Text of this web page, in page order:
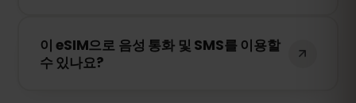
다. 스마트폰을 변경하는 경우 새로운 eSIM
을 구매해야 합니다.
이 eSIM으로 음성 통화 및 SMS를 이용할
수 있나요?